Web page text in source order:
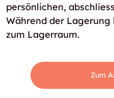
persönlichen,
Während der
zum Lagerraum.
Zum